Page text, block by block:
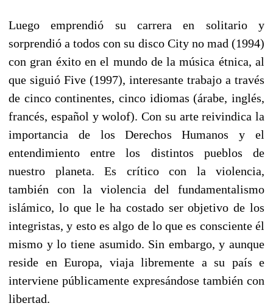
Luego emprendió su carrera en solitario y
sorprendió a todos con su disco City no mad (1994)
con gran éxito en el mundo de la música étnica, al
que siguió Five (1997), interesante trabajo a través
de cinco continentes, cinco idiomas (árabe, inglés,
francés, español y wolof). Con su arte reivindica la
importancia de los Derechos Humanos y el
entendimiento entre los distintos pueblos de
nuestro planeta. Es crítico con la violencia,
también con la violencia del fundamentalismo
islámico, lo que le ha costado ser objetivo de los
integristas, y esto es algo de lo que es consciente él
mismo y lo tiene asumido. Sin embargo, y aunque
reside en Europa, viaja libremente a su país e
interviene públicamente expresándose también con
libertad.